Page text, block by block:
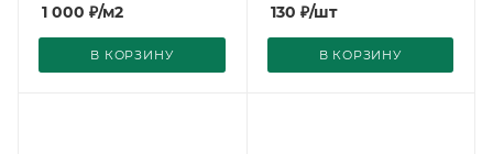
1 000 ₽/м2
В КОРЗИНУ
130 ₽/шт
В КОРЗИНУ